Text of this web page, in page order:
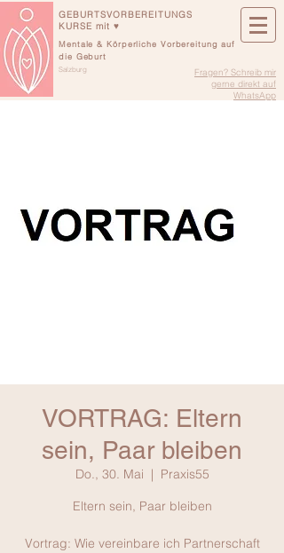
Mentale & Körperliche Vorbereitung auf
die Geburt
Salzburg
Fragen? Schreib mir
gerne direkt auf
WhatsApp
GEBURTSVORBEREITUNGS
KURSE mit ♥
VORTRAG: Eltern
sein, Paar bleiben
Do., 30. Mai
  |
Praxis55
Eltern sein, Paar bleiben
Vortrag: Wie vereinbare ich Partnerschaft